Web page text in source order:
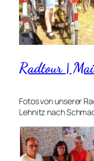
Radtour |
Fotos von unserer
Lehnitz nach